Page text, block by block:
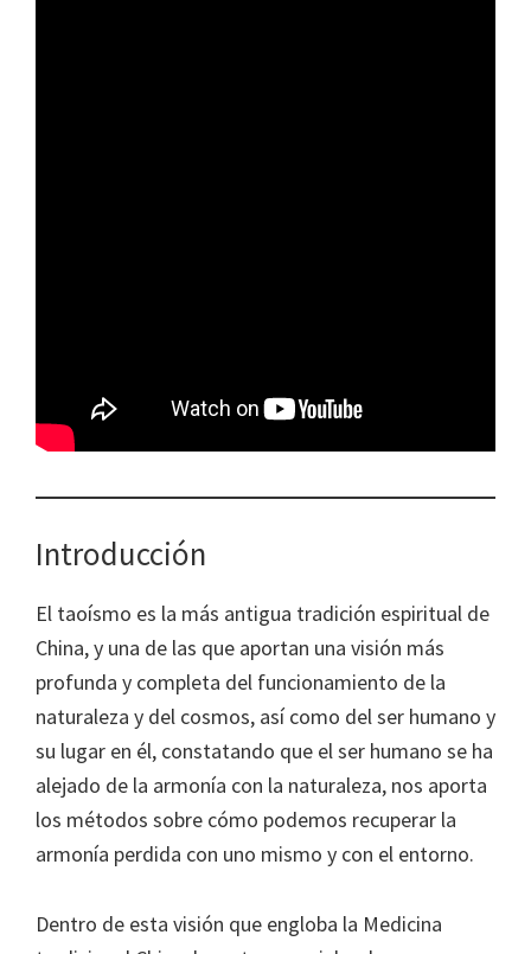
Introducción
El taoísmo es la más antigua tradición espiritual de
China, y una de las que aportan una visión más
profunda y completa del funcionamiento de la
naturaleza y del cosmos, así como del ser humano y
su lugar en él, constatando que el ser humano se ha
alejado de la armonía con la naturaleza, nos aporta
los métodos sobre cómo podemos recuperar la
armonía perdida con uno mismo y con el entorno.
Dentro de esta visión que engloba la Medicina